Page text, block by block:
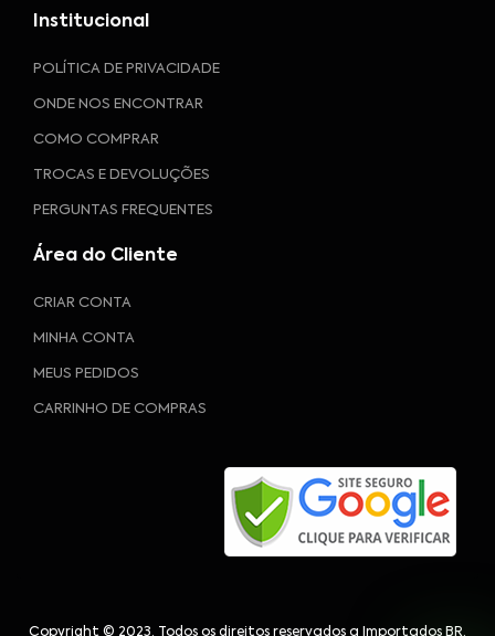
Institucional
POLÍTICA DE PRIVACIDADE
ONDE NOS ENCONTRAR
COMO COMPRAR
TROCAS E DEVOLUÇÕES
PERGUNTAS FREQUENTES
Área do Cliente
CRIAR CONTA
MINHA CONTA
MEUS PEDIDOS
CARRINHO DE COMPRAS
Copyright © 2023. Todos os direitos reservados a Importados BR.